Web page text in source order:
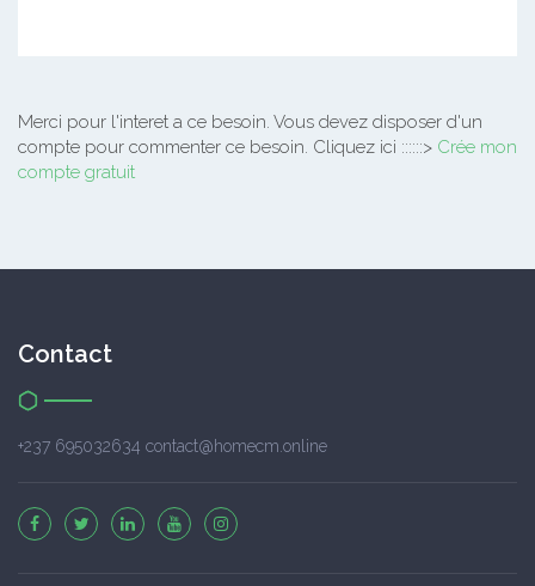
Merci pour l'interet a ce besoin. Vous devez disposer d'un
compte pour commenter ce besoin. Cliquez ici ::::::> Crée mon
compte gratuit
Contact
+237 695032634 contact@homecm.online